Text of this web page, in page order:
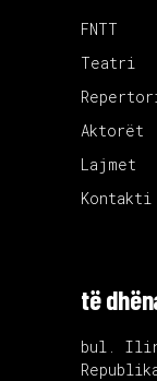
FNTT
Teatri
Aktorët
Lajmet
Kontakti
të
bul.